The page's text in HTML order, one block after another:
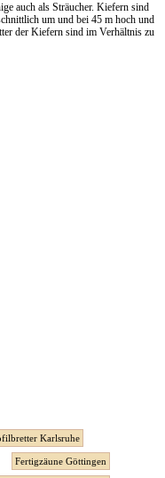
auch als Sträucher. Kiefern sind
um und bei 45 m hoch und
der Kiefern sind im Verhältnis zu
Karlsruhe
Fertigzäune Göttingen